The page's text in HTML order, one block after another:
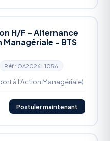
H/F – Alternance
Managériale - BTS
Réf : OA2026-1056
à l'Action Managériale)
Postuler maintenant